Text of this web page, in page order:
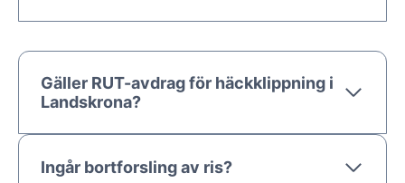
Gäller RUT-avdrag för häckklippning i
Landskrona?
Ingår bortforsling av ris?